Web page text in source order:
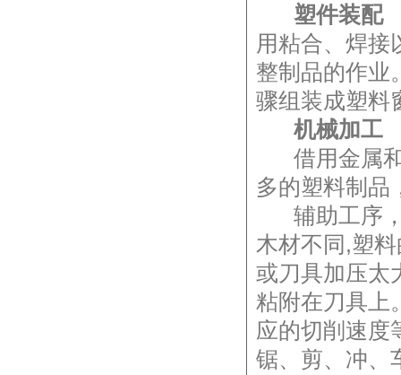
塑件装配
用粘合、焊接
整制品的作业
骤组装成塑料
机械加工
借用金属和
多的塑料制品
辅助工序，
木材不同,塑
或刀具加压太
粘附在刀具上
应的切削速度
锯、剪、冲、